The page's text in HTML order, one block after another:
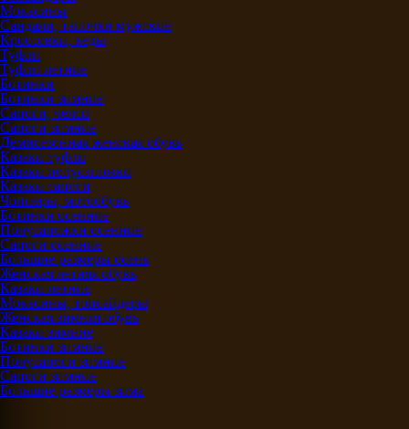
Мокасины
Сандали, тапочки мужские
Кроссовки, кеды
Туфли
Туфли летние
Ботинки
Ботинки зимние
Сапоги, челси
Сапоги зимние
Демисезонная женская обувь
Казаки туфли
Казаки полусапожки
Казаки сапоги
Чопперы, мотообувь
Ботинки осенние
Полусапожки осенние
Сапоги осенние
Большие размеры осень
Женская летняя обувь
Казаки летние
Мокасины, топсайдеры
Женская зимняя обувь
Казаки зимние
Ботинки зимние
Полусапоги зимние
Сапоги зимние
Большие размеры зима